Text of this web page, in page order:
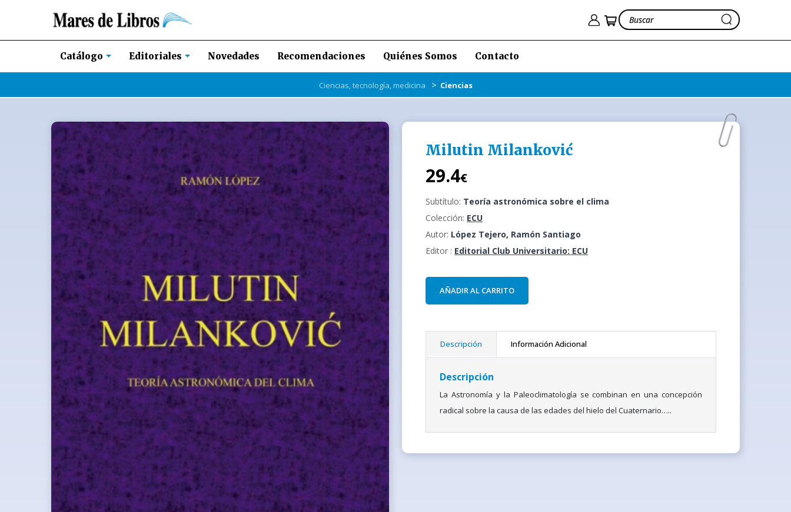
Catálogo Editoriales Novedades Recomendaciones Quiénes Somos Contacto
Ciencias, tecnología, medicina > Ciencias
Milutin Milanković
29.4€
Subtítulo: Teoría astronómica sobre el clima
Colección: ECU
Autor: López Tejero, Ramón Santiago
Editor : Editorial Club Universitario: ECU
AÑADIR AL CARRITO
Descripción Información Adicional
Descripción
La Astronomía y la Paleoclimatología se combinan en una concepción
radical sobre la causa de las edades del hielo del Cuaternario…..